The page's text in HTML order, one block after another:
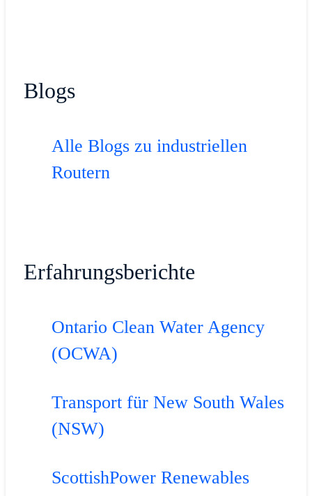
Blogs
Alle Blogs zu industriellen
Routern
Erfahrungsberichte
Ontario Clean Water Agency
(OCWA)
Transport für New South Wales
(NSW)
ScottishPower Renewables